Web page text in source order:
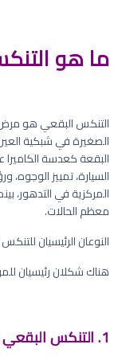
ما هو
التنكس البقعي هو
الصغيرة في شبكية
البقعة كعدسة
السيارة، تمييز الوجوه،
المركزية في التدهور،
معظم الحالات.
النوعان الرئيسيان
هناك شكلان رئيسيان
1. التنكس البقعي الجاف (DRY AMD)